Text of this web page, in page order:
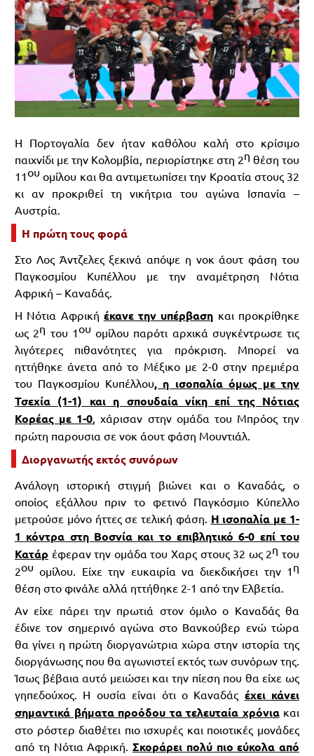
Η Πορτογαλία δεν ήταν καθόλου καλή στο κρίσιμο
παιχνίδι με την Κολομβία, περιορίστηκε στη 2η θέση του
11ου ομίλου και θα αντιμετωπίσει την Κροατία στους 32
κι αν προκριθεί τη νικήτρια του αγώνα Ισπανία –
Αυστρία.
Η πρώτη τους φορά
Στο Λος Άντζελες ξεκινά απόψε η νοκ άουτ φάση του
Παγκοσμίου Κυπέλλου με την αναμέτρηση Νότια
Αφρική – Καναδάς.
Η Νότια Αφρική έκανε την υπέρβαση και προκρίθηκε
ως 2η του 1ου ομίλου παρότι αρχικά συγκέντρωσε τις
λιγότερες πιθανότητες για πρόκριση. Μπορεί να
ηττήθηκε άνετα από το Μέξικο με 2-0 στην πρεμιέρα
του Παγκοσμίου Κυπέλλου, η ισοπαλία όμως με την
Τσεχία (1-1) και η σπουδαία νίκη επί της Νότιας
Κορέας με 1-0, χάρισαν στην ομάδα του Μπρόος την
πρώτη παρουσια σε νοκ άουτ φάση Μουντιάλ.
Διοργανωτής εκτός συνόρων
Ανάλογη ιστορική στιγμή βιώνει και ο Καναδάς, ο
οποίος εξάλλου πριν το φετινό Παγκόσμιο Κύπελλο
μετρούσε μόνο ήττες σε τελική φάση. Η ισοπαλία με 1-
1 κόντρα στη Βοσνία και το επιβλητικό 6-0 επί του
Κατάρ έφεραν την ομάδα του Χαρς στους 32 ως 2η του
2ου ομίλου. Είχε την ευκαιρία να διεκδικήσει την 1 η
θέση στο φινάλε αλλά ηττήθηκε 2-1 από την Ελβετία.
Αν είχε πάρει την πρωτιά στον όμιλο ο Καναδάς θα
έδινε τον σημερινό αγώνα στο Βανκούβερ ενώ τώρα
θα γίνει η πρώτη διοργανώτρια χώρα στην ιστορία της
διοργάνωσης που θα αγωνιστεί εκτός των συνόρων της.
Ίσως βέβαια αυτό μειώσει και την πίεση που θα είχε ως
γηπεδούχος. Η ουσία είναι ότι ο Καναδάς έχει κάνει
σημαντικά βήματα προόδου τα τελευταία χρόνιακαι
στο ρόστερ διαθέτει πιο ισχυρές και ποιοτικές μονάδες
από τη Νότια Αφρική. Σκοράρει πολύ πιο εύκολα από